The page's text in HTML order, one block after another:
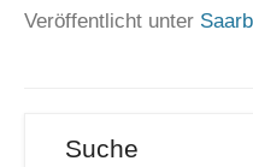
Veröffentlicht unter
Suche